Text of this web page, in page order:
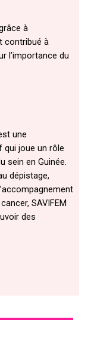
à
contribué à
l’importance du
une
qui joue un rôle
sein en Guinée.
dépistage,
SAVIFEM
des